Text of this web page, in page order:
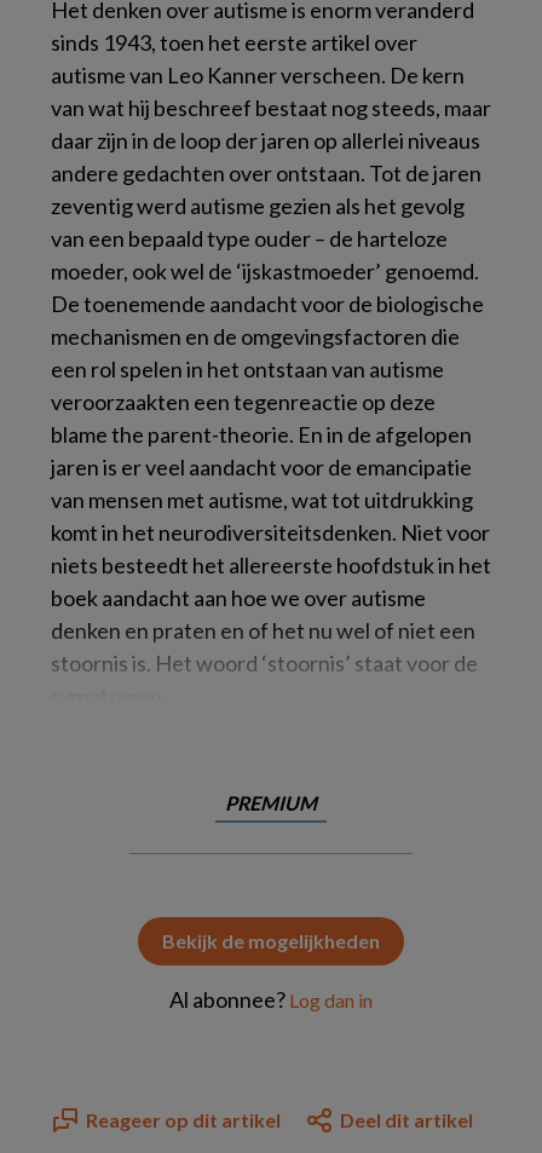
Het denken over autisme is enorm veranderd
sinds 1943, toen het eerste artikel over
autisme van Leo Kanner verscheen. De kern
van wat hij beschreef bestaat nog steeds, maar
daar zijn in de loop der jaren op allerlei niveaus
andere gedachten over ontstaan. Tot de jaren
zeventig werd autisme gezien als het gevolg
van een bepaald type ouder – de harteloze
moeder, ook wel de ‘ijskastmoeder’ genoemd.
De toenemende aandacht voor de biologische
mechanismen en de omgevingsfactoren die
een rol spelen in het ontstaan van autisme
veroorzaakten een tegenreactie op deze
blame the parent-theorie. En in de afgelopen
jaren is er veel aandacht voor de emancipatie
van mensen met autisme, wat tot uitdrukking
komt in het neurodiversiteitsdenken. Niet voor
niets besteedt het allereerste hoofdstuk in het
boek aandacht aan hoe we over autisme
denken en praten en of het nu wel of niet een
stoornis is. Het woord ‘stoornis’ staat voor de
PREMIUM
Bekijk de mogelijkheden
Al abonnee? Log dan in
Reageer op dit artikel Deel dit artikel